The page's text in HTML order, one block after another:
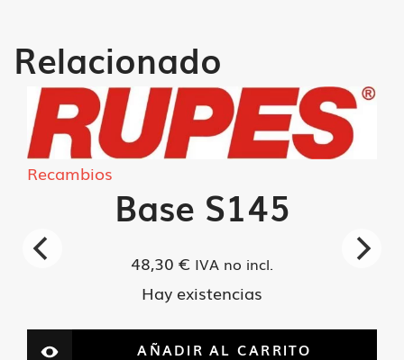
Relacionado
Recambios
Base S145
48,30 € IVA no incl.
Hay existencias
AÑADIR AL CARRITO